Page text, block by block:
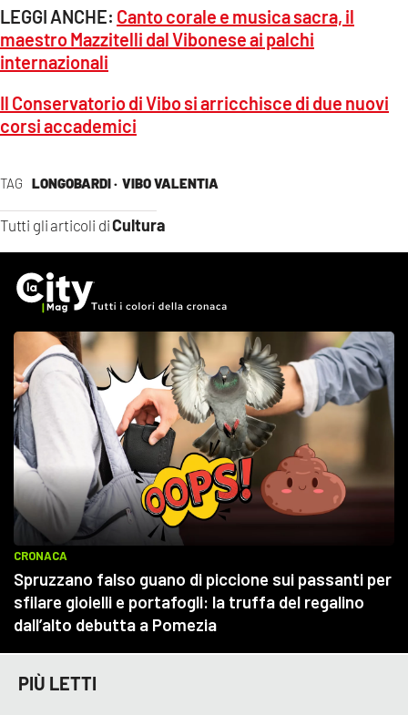
TAG LONGOBARDI · VIBO VALENTIA
Tutti gli articoli diCultura
LEGGI ANCHE: Canto corale e musica sacra, il
maestro Mazzitelli dal Vibonese ai palchi
internazionali
Il Conservatorio di Vibo si arricchisce di due nuovi
corsi accademici
PIÙ LETTI